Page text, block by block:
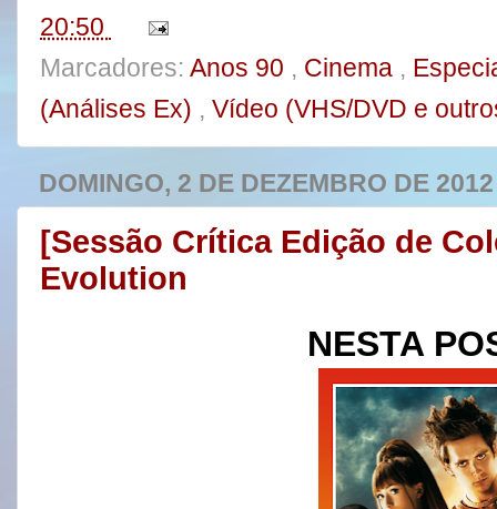
20:50
Marcadores: Anos 90 , Cinema ,
(Análises Ex) , Vídeo (VHS/DVD e
DOMINGO, 2 DE DEZEMBRO DE 2012
[Sessão Crítica Edição de
Evolution
NESTA